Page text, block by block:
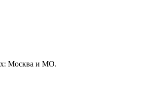
Москва и МО.